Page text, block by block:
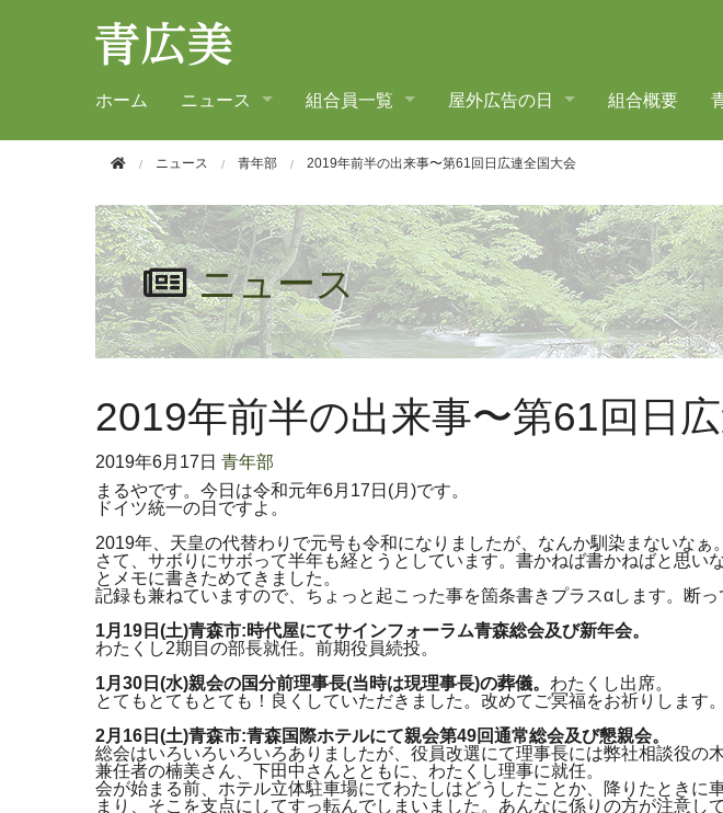
ホーム ニュース 組合員一覧 屋外広告の日 組合概要
ニュース 青年部 2019年前半の出来事〜第61回日広連全国大会
ニュース
2019年前半の出来事〜第61回日
2019年6月17日 青年部
まるやです。今日は令和元年6月17日(月)です。
ドイツ統一の日ですよ。
2019年、天皇の代替わりで元号も令和になりましたが、なんか馴染まないなぁ
さて、サボりにサボって半年も経とうとしています。書かねば書かねばと思い
とメモに書きためてきました。
記録も兼ねていますので、ちょっと起こった事を箇条書きプラスαします。断っ
1月19日(土)青森市:時代屋にてサインフォーラム青森総会及び新年会。
わたくし2期目の部長就任。前期役員続投。
1月30日(水)親会の国分前理事長(当時は現理事長)の葬儀。 わたくし出席。
とてもとてもとても！良くしていただきました。改めてご冥福をお祈りします。
2月16日(土)青森市:青森国際ホテルにて親会第49回通常総会及び懇親会。
総会はいろいろいろいろありましたが、役員改選にて理事長には弊社相談役の
兼任者の楠美さん、下田中さんとともに、わたくし理事に就任。
会が始まる前、ホテル立体駐車場にてわたしはどうしたことか、降りたときに
まり、そこを支点にしてすっ転んでしまいました。あんなに係りの方が注意し